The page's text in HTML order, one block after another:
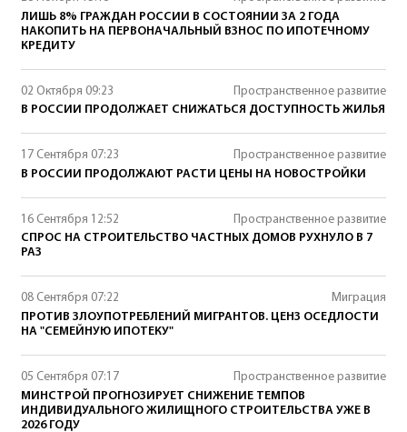
ЛИШЬ 8% ГРАЖДАН РОССИИ В СОСТОЯНИИ ЗА 2 ГОДА
НАКОПИТЬ НА ПЕРВОНАЧАЛЬНЫЙ ВЗНОС ПО ИПОТЕЧНОМУ
КРЕДИТУ
02 Октября 09:23
Пространственное развитие
В РОССИИ ПРОДОЛЖАЕТ СНИЖАТЬСЯ ДОСТУПНОСТЬ ЖИЛЬЯ
17 Сентября 07:23
Пространственное развитие
В РОССИИ ПРОДОЛЖАЮТ РАСТИ ЦЕНЫ НА НОВОСТРОЙКИ
16 Сентября 12:52
Пространственное развитие
СПРОС НА СТРОИТЕЛЬСТВО ЧАСТНЫХ ДОМОВ РУХНУЛО В 7
РАЗ
08 Сентября 07:22
Миграция
ПРОТИВ ЗЛОУПОТРЕБЛЕНИЙ МИГРАНТОВ. ЦЕНЗ ОСЕДЛОСТИ
НА "СЕМЕЙНУЮ ИПОТЕКУ"
05 Сентября 07:17
Пространственное развитие
МИНСТРОЙ ПРОГНОЗИРУЕТ СНИЖЕНИЕ ТЕМПОВ
ИНДИВИДУАЛЬНОГО ЖИЛИЩНОГО СТРОИТЕЛЬСТВА УЖЕ В
2026 ГОДУ